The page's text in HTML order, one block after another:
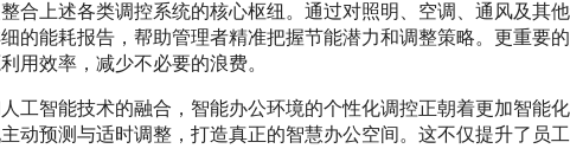
合上述各类调控系统的核心枢纽。通过对照明、空调、通风及其
的能耗报告，帮助管理者精准把握节能潜力和调整策略。更重要
用效率，减少不必要的浪费。
工智能技术的融合，智能办公环境的个性化调控正朝着更加智能
动预测与适时调整，打造真正的智慧办公空间。这不仅提升了员